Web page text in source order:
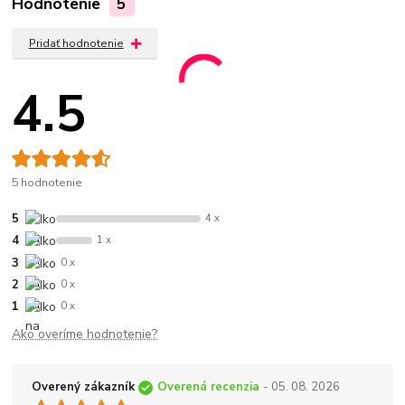
Pridať hodnotenie
4.5
5 hodnotenie
5 4 x
4 1 x
3 0 x
2 0 x
1 0 x
Ako overíme hodnotenie?
Overený zákazník Overená recenzia - 05. 08. 2026